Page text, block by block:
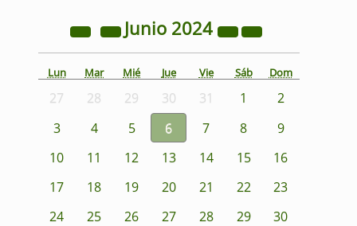
Junio 2024
Lun Mar Mié Jue Vie Sáb Dom
27 28 29 30 31 1
2
3
4 5 6 7 8
9
10
11 12 13 14 15
16
17
18 19 20 21 22
23
24
25 26 27 28 29
30